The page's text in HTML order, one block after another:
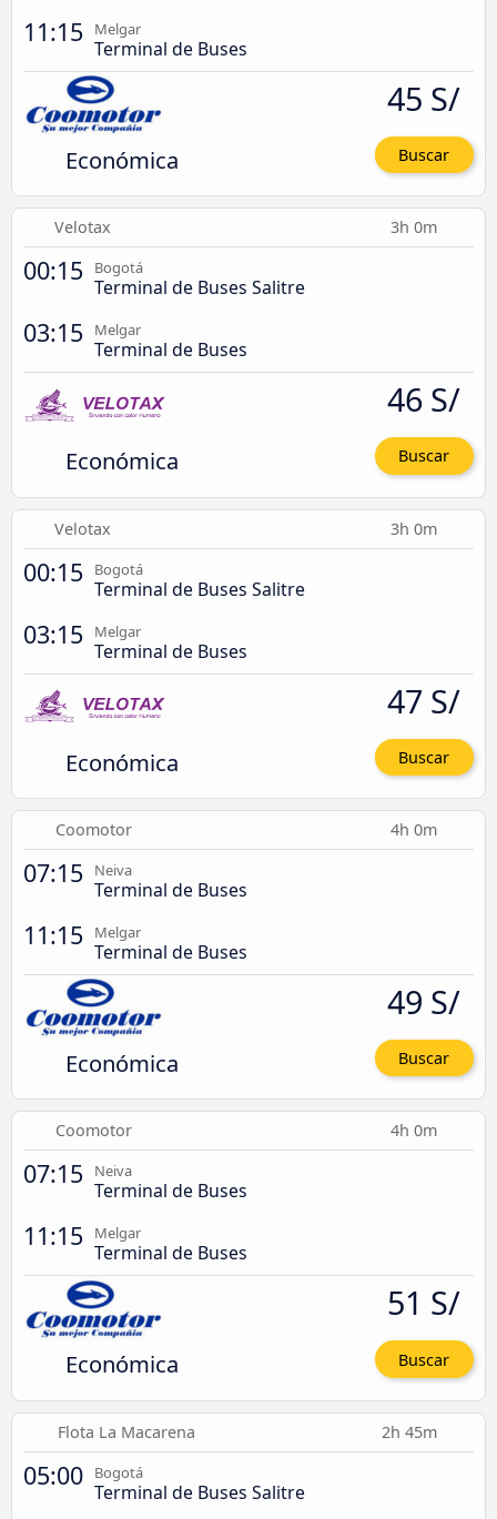
11:15 Melgar
Terminal de Buses
Económica
45 S/
Buscar
Velotax 3h 0m
00:15 Bogotá
Terminal de Buses Salitre
03:15 Melgar
Terminal de Buses
Económica
46 S/
Buscar
Velotax 3h 0m
00:15 Bogotá
Terminal de Buses Salitre
03:15 Melgar
Terminal de Buses
Económica
47 S/
Buscar
Coomotor 4h 0m
07:15 Neiva
Terminal de Buses
11:15 Melgar
Terminal de Buses
Económica
49 S/
Buscar
Coomotor 4h 0m
07:15 Neiva
Terminal de Buses
11:15 Melgar
Terminal de Buses
Económica
51 S/
Buscar
Flota La Macarena 2h 45m
05:00 Bogotá
Terminal de Buses Salitre